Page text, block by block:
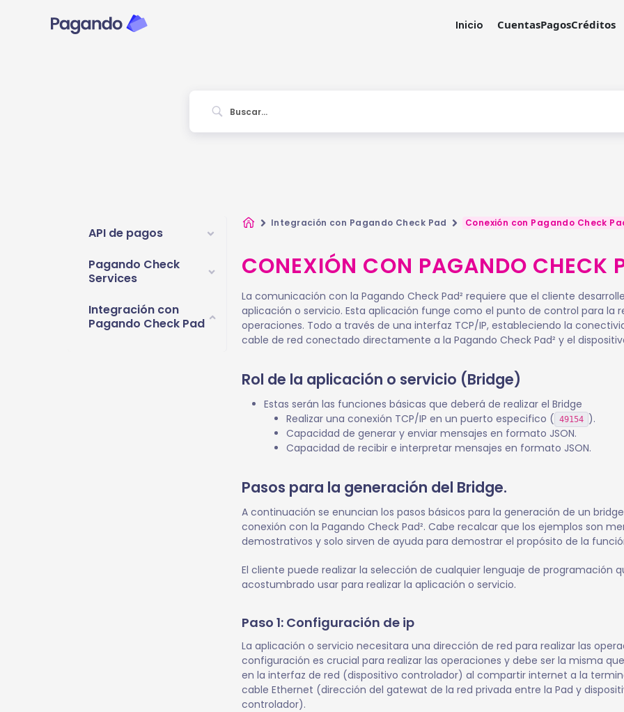
Inicio CuentasPagosCréditos
API de pagos
Pagando Check
Services
Integración con
Pagando Check Pad
Inicio Integración con Pagando Check Pad Conexión con Pagando Check
CONEXIÓN CON PAGANDO CHECK
La comunicación con la Pagando Check Pad² requiere que el cliente
aplicación o servicio. Esta aplicación funge como el punto de control para la
operaciones. Todo a través de una interfaz TCP/IP, estableciendo la
cable de red conectado directamente a la Pagando Check Pad² y el
Rol de la aplicación o servicio (Bridge)
Estas serán las funciones básicas que deberá de realizar el Bridge
Realizar una conexión TCP/IP en un puerto especifico (
49154 ).
Capacidad de generar y enviar mensajes en formato JSON.
Capacidad de recibir e interpretar mensajes en formato JSON.
Pasos para la generación del Bridge.
A continuación se enuncian los pasos básicos para la generación de un
conexión con la Pagando Check Pad². Cabe recalcar que los ejemplos son
demostrativos y solo sirven de ayuda para demostrar el propósito de la
El cliente puede realizar la selección de cualquier lenguaje de programación
acostumbrado usar para realizar la aplicación o servicio.
Paso 1: Configuración de ip
La aplicación o servicio necesitara una dirección de red para realizar las
configuración es crucial para realizar las operaciones y debe ser la misma
en la interfaz de red (dispositivo controlador) al compartir internet a la
cable Ethernet (dirección del gatewat de la red privada entre la Pad y
controlador).